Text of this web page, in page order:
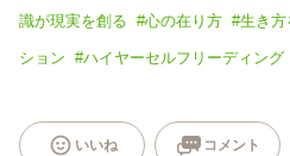
識が現実を創る #心の在り方 #生き方
ション #ハイヤーセルフリーディング
いいね コメント